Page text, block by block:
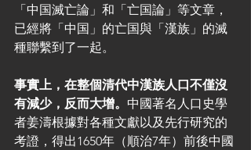
「中国滅亡論」和「亡国論」等文章，
已經將「中国」的亡国與「漢族」的滅
種聯繫到了一起。
事實上，在整個清代中漢族人口不僅沒
有減少，反而大增。 中國著名人口史學
者姜濤根據對各種文獻以及先行研究的
考證，得出1650年（順治7年）前後中國